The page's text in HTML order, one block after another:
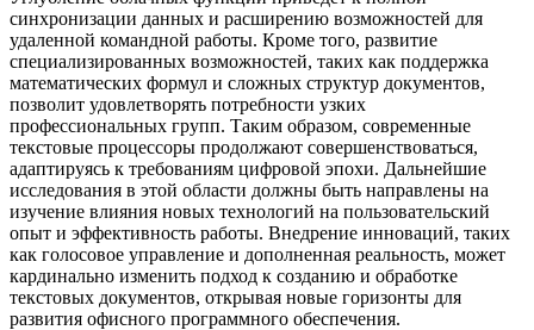
синхронизации данных и расширению возможностей для
удаленной командной работы. Кроме того, развитие
специализированных возможностей, таких как поддержка
математических формул и сложных структур документов,
позволит удовлетворять потребности узких
профессиональных групп. Таким образом, современные
текстовые процессоры продолжают совершенствоваться,
адаптируясь к требованиям цифровой эпохи. Дальнейшие
исследования в этой области должны быть направлены на
изучение влияния новых технологий на пользовательский
опыт и эффективность работы. Внедрение инноваций, таких
как голосовое управление и дополненная реальность, может
кардинально изменить подход к созданию и обработке
текстовых документов, открывая новые горизонты для
развития офисного программного обеспечения.